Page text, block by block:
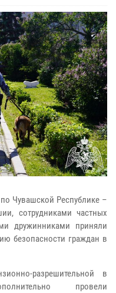
Чувашской Республике –
сотрудниками частных
дружинниками приняли
безопасности граждан в
разрешительной в
провели